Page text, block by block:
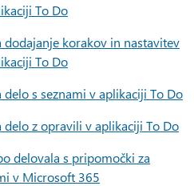
To Do
dodajanje korakov in nastavitev
To Do
s seznami v aplikaciji To Do
delo z opravili v aplikaciji To Do
delovala s pripomočki za
v Microsoft 365